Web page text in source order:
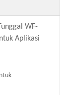
WF-
Aplikasi